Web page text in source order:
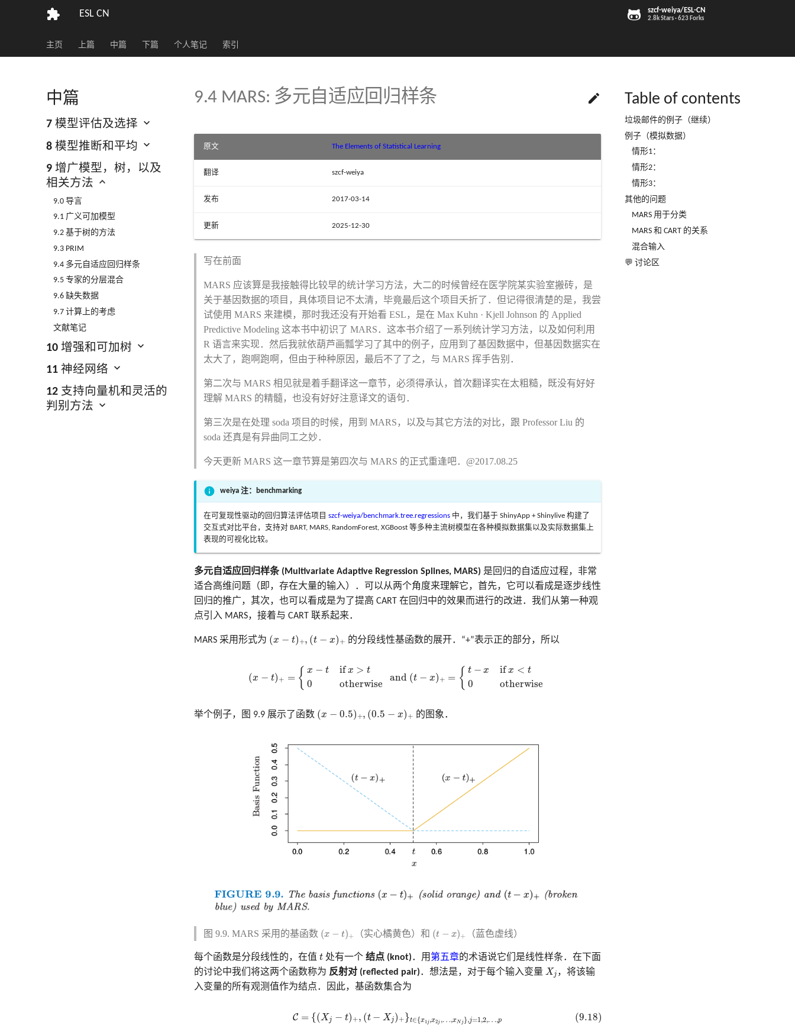
ESL CN szcf-weiya/ESL-CN
2.8k Stars 623 Forks
主页 上篇 中篇 下篇 个人笔记 索引
中篇
7 模型评估及选择
8 模型推断和平均
9 增广模型，树，以及
相关方法
9.0 导言
9.1 广义可加模型
9.2 基于树的方法
9.3 PRIM
9.4 多元自适应回归样条
9.5 专家的分层混合
9.6 缺失数据
9.7 计算上的考虑
文献笔记
10 增强和可加树
11 神经网络
12 支持向量机和灵活的
判别方法
Table of contents
垃圾邮件的例子（继续）
例子（模拟数据）
情形1：
情形2：
情形3：
其他的问题
MARS 用于分类
MARS 和 CART 的关系
混合输入
💬 讨论区

9.4 MARS: 多元自适应回归样条
原文 The Elements of Statistical Learning
翻译 szcf-weiya
发布 2017-03-14
更新 2025-12-30
写在前面
MARS 应该算是我接触得比较早的统计学习方法，大二的时候曾经在医学院某实验室搬砖，是
关于基因数据的项目，具体项目记不太清，毕竟最后这个项目夭折了．但记得很清楚的是，我尝
试使用 MARS 来建模，那时我还没有开始看 ESL，是在 Max Kuhn · Kjell Johnson 的 Applied
Predictive Modeling 这本书中初识了 MARS．这本书介绍了一系列统计学习方法，以及如何利用
R 语言来实现．然后我就依葫芦画瓢学习了其中的例子，应用到了基因数据中，但基因数据实在
太大了，跑啊跑啊，但由于种种原因，最后不了了之，与 MARS 挥手告别．
第二次与 MARS 相见就是着手翻译这一章节，必须得承认，首次翻译实在太粗糙，既没有好好
理解 MARS 的精髓，也没有好好注意译文的语句．
第三次是在处理 soda 项目的时候，用到 MARS，以及与其它方法的对比，跟 Professor Liu 的
soda 还真是有异曲同工之妙．
今天更新 MARS 这一章节算是第四次与 MARS 的正式重逢吧．@2017.08.25
weiya 注：benchmarking
在可复现性驱动的回归算法评估项目 szcf-weiya/benchmark.tree.regressions 中，我们基于 ShinyApp + Shinylive 构建了
交互式对比平台，支持对 BART, MARS, RandomForest, XGBoost 等多种主流树模型在各种模拟数据集以及实际数据集上
表现的可视化比较。
多元自适应回归样条 (Multivariate Adaptive Regression Splines, MARS) 是回归的自适应过程，非常
适合高维问题（即，存在大量的输入）．可以从两个角度来理解它，首先，它可以看成是逐步线性
回归的推广，其次，也可以看成是为了提高 CART 在回归中的效果而进行的改进．我们从第一种观
点引入 MARS，接着与 CART 联系起来．
MARS 采用形式为 (x − t)+, (t − x)+
(x ,( )+
的分段线性基函数的展开．“+”表示正的部分，所以
(x − t)+ = { x − t if x > t
0 otherwise
and (t − x)+ = { t − x if x < t
0 otherwise
+= if t0otherwise x< t0 otherwise
举个例子，图 9.9 展示了函数 (x − 0.5)+, (0.5 − x)+
(x 0.5) +,(0.5 −x +
的图象．
图 9.9. MARS 采用的基函数 (x − t)+
( + （实心橘黄色）和 (t − x)+
( t− （蓝色虚线）
每个函数是分段线性的，在值 t
t 处有一个 结点 (knot)．用 第五章的术语说它们是线性样条．在下面
的讨论中我们将这两个函数称为 反射对 (reflected pair)．想法是，对于每个输入变量 Xj
Xj
，将该输
入变量的所有观测值作为结点．因此，基函数集合为
C = {(Xj − t)+, (t − Xj)+}t∈{x1j,x2j ,…,xNj},j=1,2,…,p (9.18)
(9.18)C={ −t t − +}t ∈ {x